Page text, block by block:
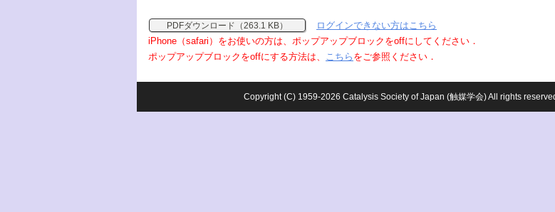
PDFダウンロード（263.1 KB）
ログインできない方はこちら
iPhone（safari）をお使いの方は、ポップアップブロックをoffにしてください．
ポップアップブロックをoffにする方法は、 こちら をご参照ください．
Copyright (C) 1959-2026 Catalysis Society of Japan (触媒学会) All rights